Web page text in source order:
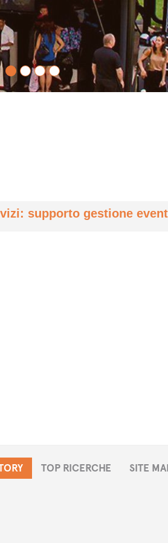
supporto gestione
TOP RICERCHE SITE